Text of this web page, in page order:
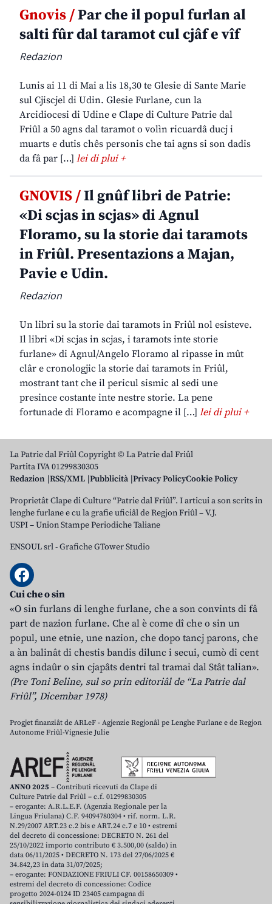
Gnovis /Par che il popul furlan al
salti fûr dal taramot cul cjâf e vîf
Redazion
Lunis ai 11 di Mai a lis 18,30 te Glesie di Sante Marie
sul Cjiscjel di Udin. Glesie Furlane, cun la
Arcidiocesi di Udine e Clape di Culture Patrie dal
Friûl a 50 agns dal taramot o volìn ricuardâ ducj i
muarts e dutis chês personis che tai agns si son dadis
da fâ par […] lei di plui +
GNOVIS /Il gnûf libri de Patrie:
«Di scjas in scjas» di Agnul
Floramo, su la storie dai taramots
in Friûl. Presentazions a Majan,
Pavie e Udin.
Redazion
Un libri su la storie dai taramots in Friûl nol esisteve.
Il libri «Di scjas in scjas, i taramots inte storie
furlane» di Agnul/Angelo Floramo al ripasse in mût
clâr e cronologjic la storie dai taramots in Friûl,
mostrant tant che il pericul sismic al sedi une
presince costante inte nestre storie. La pene
fortunade di Floramo e acompagne il […] lei di plui +
La Patrie dal Friûl Copyright © La Patrie dal Friûl
Partita IVA 01299830305
Redazion RSS/XML Pubblicità Privacy PolicyCookie Policy
Proprietât Clape di Culture “Patrie dal Friûl”. I articui a son scrits in
lenghe furlane e cu la grafie uficiâl de Regjon Friûl – V.J.
USPI – Union Stampe Periodiche Taliane
ENSOUL srl-Grafiche GTower Studio
Cui che o sin
«O sin furlans di lenghe furlane, che a son convints di fâ
part de nazion furlane. Che al è come dî che o sin un
popul, une etnie, une nazion, che dopo tancj parons, che
a àn balinât di chestis bandis dilunc i secui, cumò di cent
agns indaûr o sin cjapâts dentri tal tramai dal Stât talian».
(Pre Toni Beline, sul so prin editoriâl de “La Patrie dal
Friûl”, Dicembar 1978)
Progjet finanziât de ARLeF - Agjenzie Regjonâl pe Lenghe Furlane e de Regjon
Autonome Friûl-Vignesie Julie
ANNO 2025 – Contributi ricevuti da Clape di
Culture Patrie dal Friûl – c.f. 01299830305
– erogante: A.R.L.E.F. (Agenzia Regionale per la
Lingua Friulana) C.F. 94094780304 • rif. norm. L.R.
N.29/2007 ART.23 c.2 bis e ART.24 c.7 e 10 • estremi
del decreto di concessione: DECRETO N. 261 del
25/10/2022 importo contributo € 3.500,00 (saldo) in
data 06/11/2025 • DECRETO N. 173 del 27/06/2025 €
34.842,23 in data 31/07/2025;
– erogante: FONDAZIONE FRIULI CF. 00158650309 •
estremi del decreto di concessione: Codice
progetto 2024-0124 ID 23405 campagna di